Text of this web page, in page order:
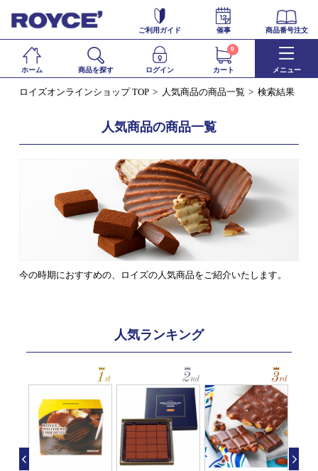
ご利用ガイド 催事 商品番号注文
ホーム 商品を探す ログイン カート
0
メニュー
ロイズオンラインショップ TOP 人気商品の商品一覧 検索結果
人気商品の商品一覧
今の時期におすすめの、ロイズの人気商品をご紹介いたします。
人気ランキング